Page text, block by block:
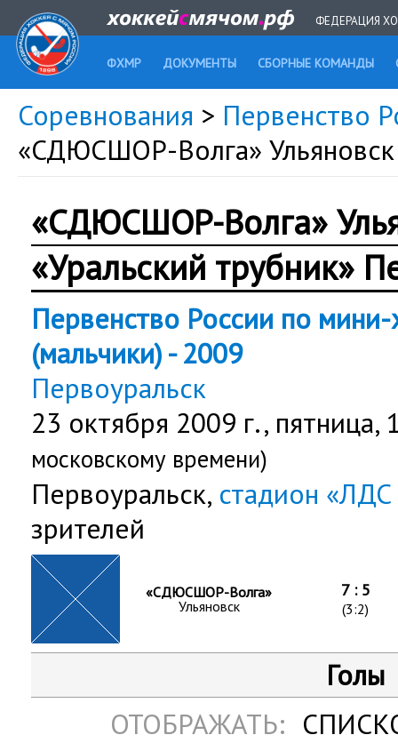
ФЕДЕРАЦИЯ
ФХМР ДОКУМЕНТЫ СБОРНЫЕ КОМАНДЫ
Соревнования > Первенство
«СДЮCШОР-Волга» Ульяновск
«СДЮCШОР-Волга»
«Уральский трубник»
Первенство России по
(мальчики) - 2009
Первоуральск
23 октября 2009 г., пятница,
московскому времени)
Первоуральск, стадион
зрителей
«СДЮCШОР-Волга»
Ульяновск
7 : 5
(3:2)
Голы
ОТОБРАЖАТЬ: